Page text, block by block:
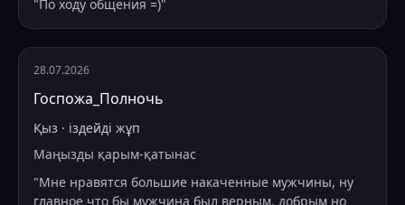
"По ходу общения =)"
28.07.2026
Госпожа_Полночь
Қыз · іздейді жұп
Маңызды қарым-қатынас
"Мне нравятся большие накаченные мужчины, ну
главное что бы мужчина был верным, добрым но